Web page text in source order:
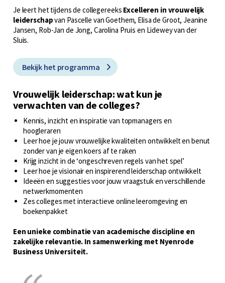
Je leert het tijdens de collegereeks Excelleren in vrouwelijk
leiderschapvan Pascelle van Goethem, Elisa de Groot, Jeanine
Jansen, Rob-Jan de Jong, Carolina Pruis en Lidewey van der
Sluis.
Bekijk het programma
Vrouwelijk leiderschap: wat kun je
verwachten van de colleges?
Kennis, inzicht en inspiratie van topmanagers en
hoogleraren
Leer hoe je jouw vrouwelijke kwaliteiten ontwikkelt en benut
zonder van je eigen koers af te raken
Krijg inzicht in de ‘ongeschreven regels van het spel’
Leer hoe je visionair en inspirerend leiderschap ontwikkelt
Ideeën en suggesties voor jouw vraagstuk en verschillende
netwerkmomenten
Zes colleges met interactieve online leeromgeving en
boekenpakket
Een unieke combinatie van academische discipline en
zakelijke relevantie. In samenwerking met Nyenrode
Business Universiteit.